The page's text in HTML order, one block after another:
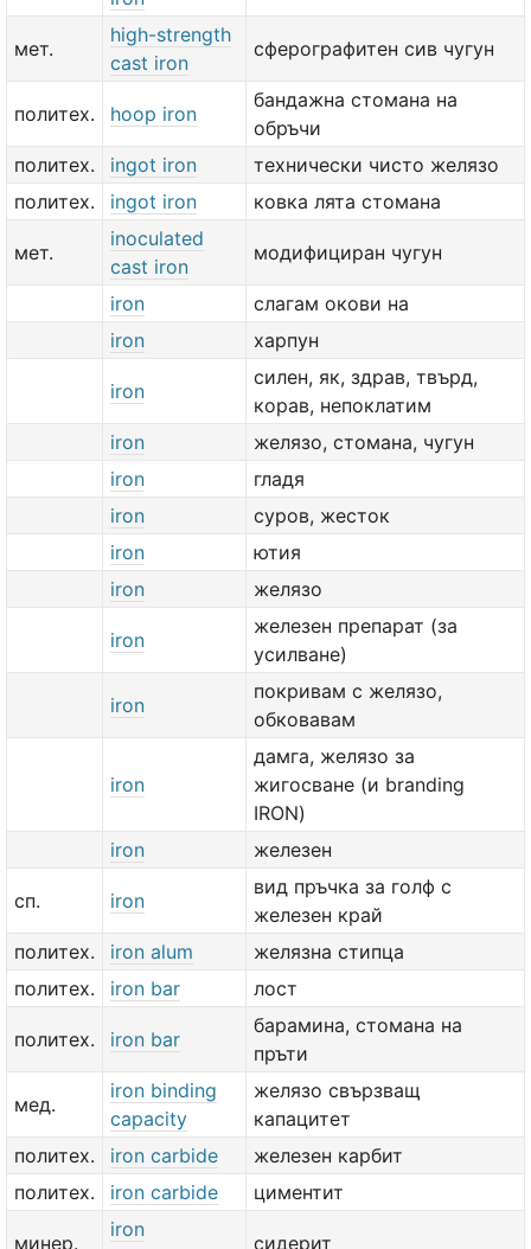
мет.
high-strength
cast iron
сферографитен сив чугун
политех. hoop iron
бандажна стомана на
обръчи
политех.
ingot iron
технически чисто желязо
политех.
ingot iron ковка лята стомана
мет.
inoculated
cast iron
модифициран чугун
iron
слагам окови на
iron
харпун
iron
силен, як, здрав, твърд,
корав, непоклатим
iron
желязо, стомана, чугун
iron
гладя
iron
суров, жесток
iron
ютия
iron
желязо
iron
железен препарат (за
усилване)
iron
покривам с желязо,
обковавам
iron
дамга, желязо за
жигосване (и branding
IRON)
iron
железен
сп. iron
вид пръчка за голф с
железен край
политех.
iron alum
желязна стипца
политех.
iron bar лост
политех. iron bar
барамина, стомана на
пръти
мед.
iron binding
capacity
желязо свързващ
капацитет
политех.
iron carbide
железен карбит
политех.
iron carbide циментит
минер.
iron
сидерит